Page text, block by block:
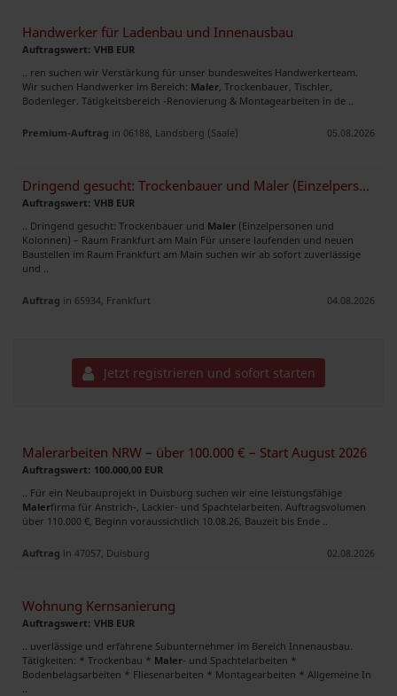
Handwerker für Ladenbau und Innenausbau
Auftragswert: VHB EUR
.. ren suchen wir Verstärkung für unser bundesweites Handwerkerteam.
Wir suchen Handwerker im Bereich: Maler , Trockenbauer, Tischler,
Bodenleger. Tätigkeitsbereich -Renovierung & Montagearbeiten in de ..
Premium-Auftrag in 06188, Landsberg (Saale) 05.08.2026
Dringend gesucht: Trockenbauer und Maler (Einzelpersonen und Kolonnen)
Auftragswert: VHB EUR
.. Dringend gesucht: Trockenbauer und Maler (Einzelpersonen und
Kolonnen) – Raum Frankfurt am Main Für unsere laufenden und neuen
Baustellen im Raum Frankfurt am Main suchen wir ab sofort zuverlässige
und ..
Auftrag in 65934, Frankfurt 04.08.2026
Jetzt registrieren und sofort starten
Malerarbeiten NRW – über 100.000 € – Start August 2026
Auftragswert: 100.000,00 EUR
.. Für ein Neubauprojekt in Duisburg suchen wir eine leistungsfähige
Malerfirma für Anstrich-, Lackier- und Spachtelarbeiten. Auftragsvolumen
über 110.000 €, Beginn voraussichtlich 10.08.26, Bauzeit bis Ende ..
Auftrag in 47057, Duisburg 02.08.2026
Wohnung Kernsanierung
Auftragswert: VHB EUR
.. uverlässige und erfahrene Subunternehmer im Bereich Innenausbau.
Tätigkeiten: * Trockenbau * Maler- und Spachtelarbeiten *
Bodenbelagsarbeiten * Fliesenarbeiten * Montagearbeiten * Allgemeine In
..